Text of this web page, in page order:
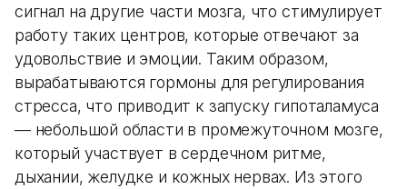
сигнал на другие части мозга, что стимулирует
работу таких центров, которые отвечают за
удовольствие и эмоции. Таким образом,
вырабатываются гормоны для регулирования
стресса, что приводит к запуску гипоталамуса
— небольшой области в промежуточном мозге,
который участвует в сердечном ритме,
дыхании, желудке и кожных нервах. Из этого